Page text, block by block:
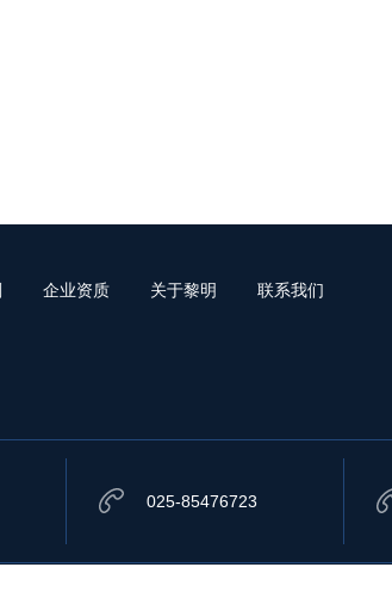
企业资质 关于黎明 联系我们
025-85476723